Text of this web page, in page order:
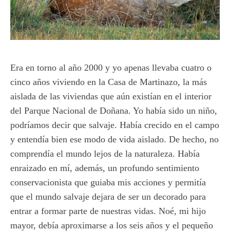
Era en torno al año 2000 y yo apenas llevaba cuatro o
cinco años viviendo en la Casa de Martinazo, la más
aislada de las viviendas que aún existían en el interior
del Parque Nacional de Doñana. Yo había sido un niño,
podríamos decir que salvaje. Había crecido en el campo
y entendía bien ese modo de vida aislado. De hecho, no
comprendía el mundo lejos de la naturaleza. Había
enraizado en mí, además, un profundo sentimiento
conservacionista que guiaba mis acciones y permitía
que el mundo salvaje dejara de ser un decorado para
entrar a formar parte de nuestras vidas. Noé, mi hijo
mayor, debía aproximarse a los seis años y el pequeño